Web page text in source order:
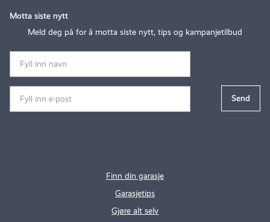
Finn din garasje
Garasjetips
Gjøre alt selv
Motta siste nytt
Meld deg på for å motta siste nytt, tips og kampanjetilbud